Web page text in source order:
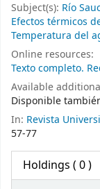
Subject(s): Río
Efectos térmicos
Temperatura del
Online resources:
Texto completo.
Available
Disponible
In: Revista
57-77
Holdings ( 0 )